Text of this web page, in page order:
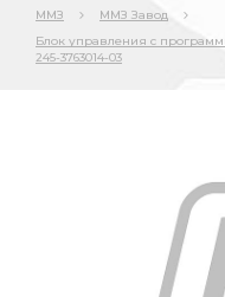
ММЗ
ММЗ Завод
Блок управления с
245-3763014-03